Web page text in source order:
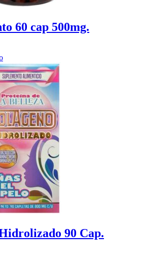
60 cap 500mg.
90 Cap.